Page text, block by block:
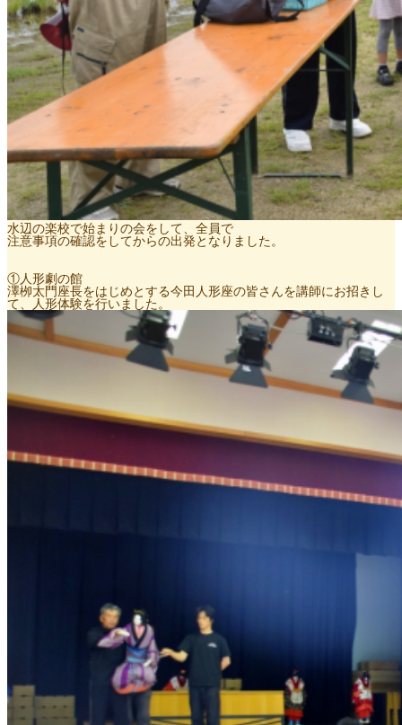
水辺の楽校で始まりの会をして、全員で
注意事項の確認をしてからの出発となりました。
①人形劇の館
澤栁太門座長をはじめとする今田人形座の皆さんを講師にお招きし
て、人形体験を行いました。